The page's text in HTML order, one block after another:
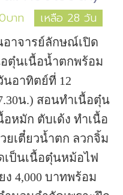
บาท เหลือ 28 วัน
อาจารย์ลักษณ์เปิด
ตุ๋นเนื้อน้ำตกพร้อม
นอาทิตย์ที่ 12
น.) สอนทำเนื้อตุ๋น
หมัก ตับเด้ง ทำเนื้อ
ยเตี๋ยวน้ำตก ลวกจิ้ม
ป็นเนื้อตุ๋นหม้อไฟ
ง 4,000 บาทพร้อม